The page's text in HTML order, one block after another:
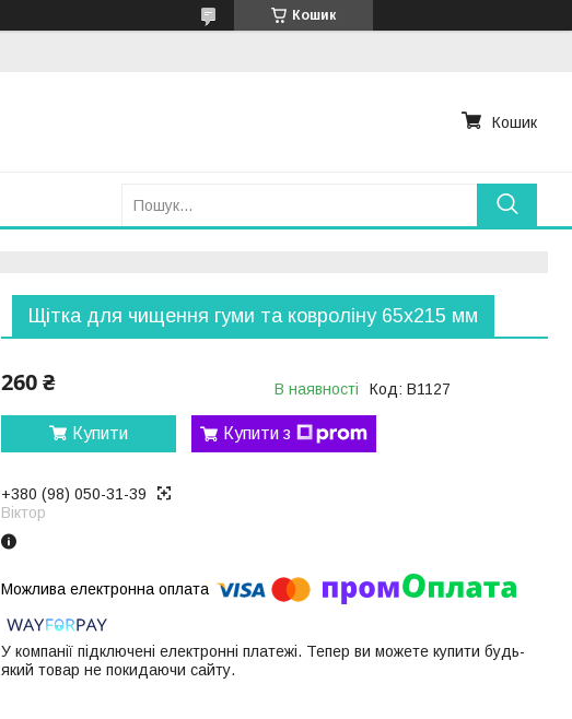
Кошик
Кошик
Щітка для чищення гуми та ковроліну 65х215 мм
260 ₴ В наявності Код: B1127
Купити Купити з
+380 (98) 050-31-39
Віктор
У компанії підключені електронні платежі. Тепер ви можете купити будь-
який товар не покидаючи сайту.